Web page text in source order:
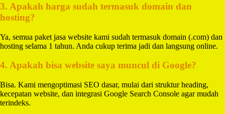
3. Apakah harga sudah termasuk domain dan
hosting?
Ya, semua paket jasa website kami sudah termasuk domain (.com) dan
hosting selama 1 tahun. Anda cukup terima jadi dan langsung online.
4. Apakah bisa website saya muncul di Google?
Bisa. Kami mengoptimasi SEO dasar, mulai dari struktur heading,
kecepatan website, dan integrasi Google Search Console agar mudah
terindeks.